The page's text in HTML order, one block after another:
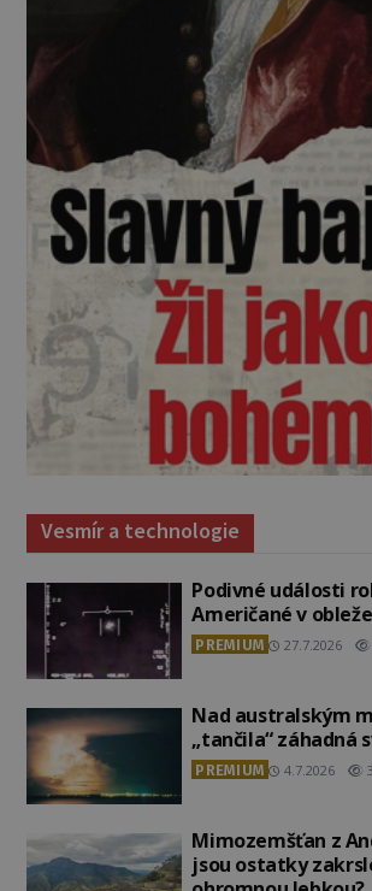
Vesmír a technologie
Podivné události
Američané v
PREMIUM 27.7.2026
Nad australským
„tančila“ záhadná
PREMIUM 4.7.2026
Mimozemšťan z
jsou ostatky